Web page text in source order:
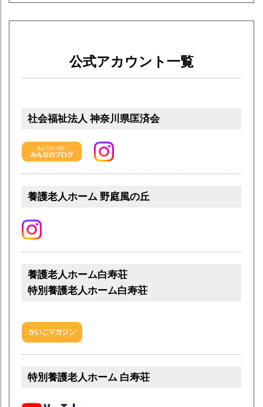
公式アカウント一覧
社会福祉法人 神奈川県匡済会
養護老人ホーム 野庭風の丘
養護老人ホーム白寿荘
特別養護老人ホーム白寿荘
特別養護老人ホーム 白寿荘